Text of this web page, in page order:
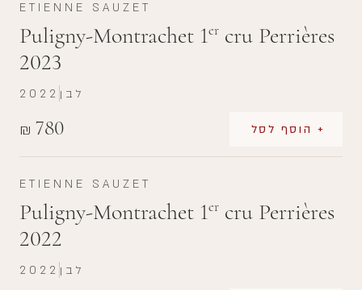
ETIENNE SAUZET
Puligny-Montrachet 1er cru Perrières
2023
₪ 780 + הוסף לסל
2022 לבן
ETIENNE SAUZET
Puligny-Montrachet 1er cru Perrières
2022
2022 לבן